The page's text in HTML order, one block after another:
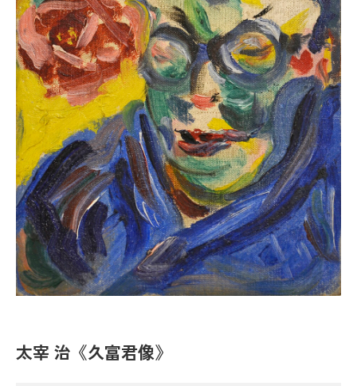
お知らせ アクセス
カレンダー お問い合わせ
プレスリリース 各種ダウンロード プライバシーポリシー
太宰 治《久富君像》